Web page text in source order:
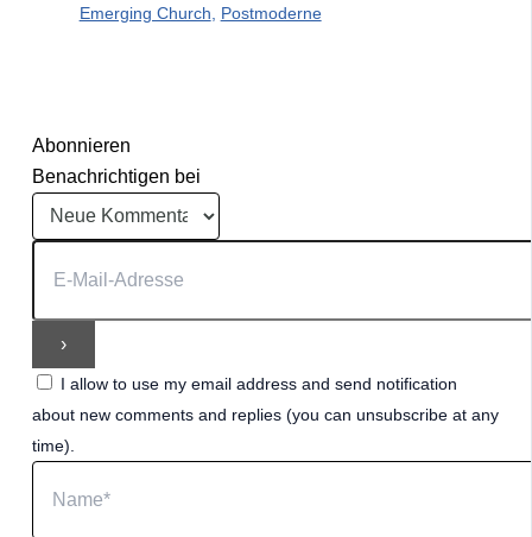
Emerging Church, Postmoderne
Abonnieren
Benachrichtigen bei
I allow to use my email address and send notification
about new comments and replies (you can unsubscribe at any
time).